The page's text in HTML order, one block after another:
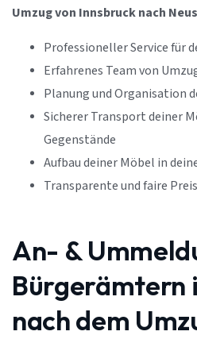
Umzug von Innsbruck nach
Professioneller Service für
Erfahrenes Team von
Planung und Organisation
Sicherer Transport deiner
Gegenstände
Aufbau deiner Möbel in
Transparente und faire
An- &
Bürgerämtern
nach dem